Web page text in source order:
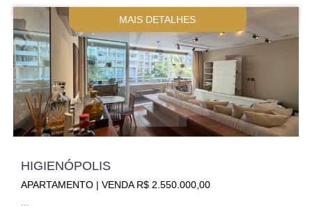
MAIS DETALHES
HIGIENÓPOLIS
APARTAMENTO | VENDA R$ 2.550.000,00